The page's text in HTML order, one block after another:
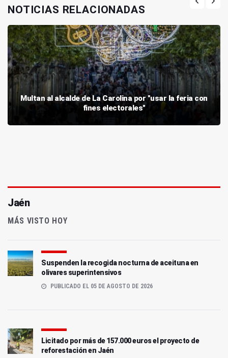
NOTICIAS RELACIONADAS
Multan al alcalde de La Carolina por "usar la feria con
fines electorales"
Jaén
MÁS VISTO HOY
Suspenden la recogida nocturna de aceituna en
olivares superintensivos
PUBLICADO EL 05 DE AGOSTO DE 2026
Licitado por más de 157.000 euros el proyecto de
reforestación en Jaén